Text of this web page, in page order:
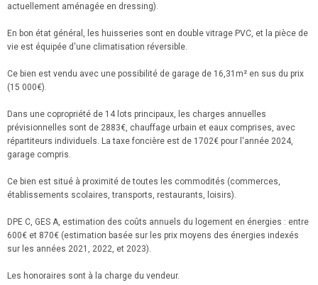
actuellement aménagée en dressing).
En bon état général, les huisseries sont en double vitrage PVC, et la pièce de
vie est équipée d'une climatisation réversible.
Ce bien est vendu avec une possibilité de garage de 16,31m² en sus du prix
(15 000€).
Dans une copropriété de 14 lots principaux, les charges annuelles
prévisionnelles sont de 2883€, chauffage urbain et eaux comprises, avec
répartiteurs individuels. La taxe foncière est de 1702€ pour l'année 2024,
garage compris.
Ce bien est situé à proximité de toutes les commodités (commerces,
établissements scolaires, transports, restaurants, loisirs).
DPE C, GES A, estimation des coûts annuels du logement en énergies : entre
600€ et 870€ (estimation basée sur les prix moyens des énergies indexés
sur les années 2021, 2022, et 2023).
Les honoraires sont à la charge du vendeur.